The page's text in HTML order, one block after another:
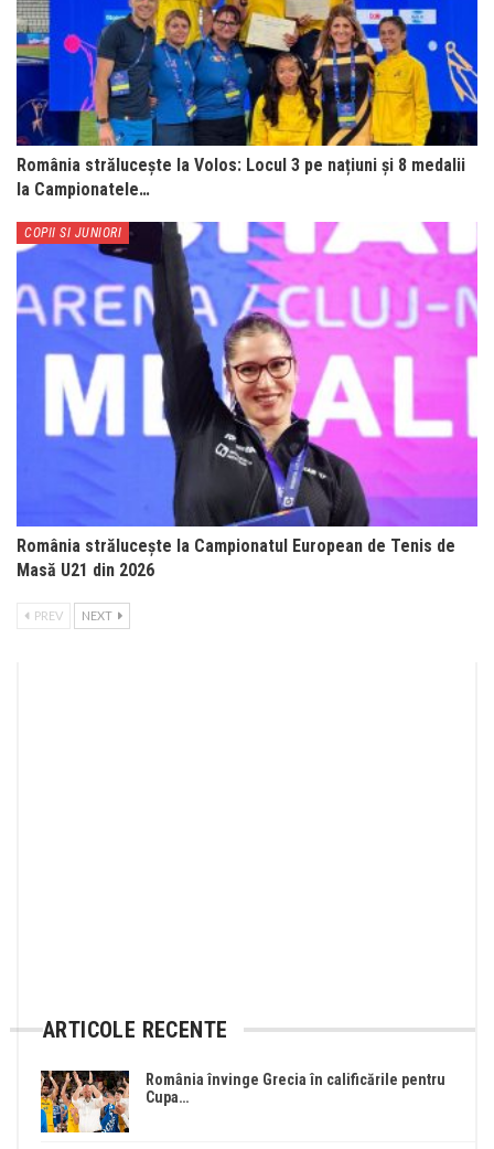
România strălucește la Volos: Locul 3 pe națiuni și 8 medalii
la Campionatele…
COPII SI JUNIORI
România strălucește la Campionatul European de Tenis de
Masă U21 din 2026
PREV NEXT
ARTICOLE RECENTE
România învinge Grecia în calificările pentru
Cupa…